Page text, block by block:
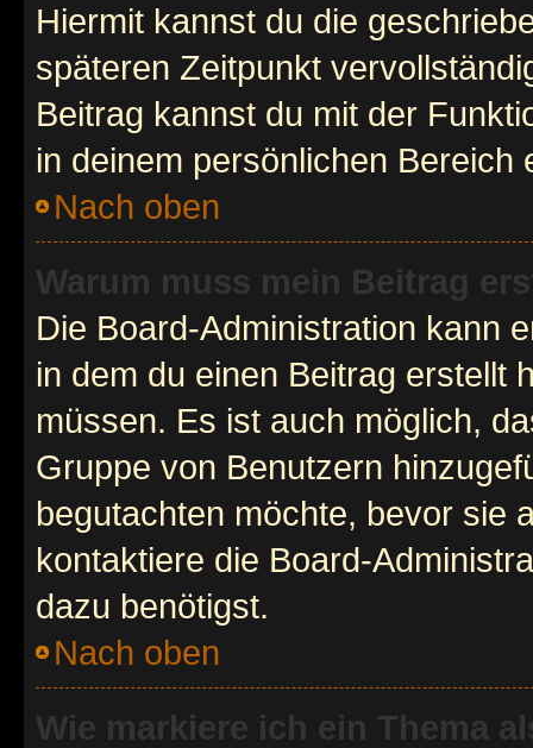
Hiermit kannst du die
späteren Zeitpunkt
Beitrag kannst du mit der
in deinem persönlichen Bereich
Nach oben
Warum muss mein Beitrag
Die Board-Administration kann
in dem du einen Beitrag erstellt
müssen. Es ist auch möglich,
Gruppe von Benutzern
begutachten möchte, bevor sie
kontaktiere die Board-
dazu benötigst.
Nach oben
Wie markiere ich ein Thema